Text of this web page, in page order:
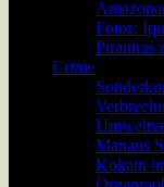
Fotos:
Piranhas
Crime
Manaus
Kokain